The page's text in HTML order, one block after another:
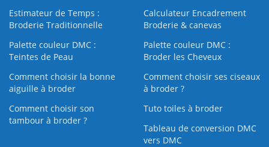
Estimateur de Temps :
Broderie Traditionnelle
Calculateur Encadrement
Broderie & canevas
Palette couleur DMC :
Teintes de Peau
Palette couleur DMC :
Broder les Cheveux
Comment choisir la bonne
aiguille à broder
Comment choisir ses ciseaux
à broder ?
Comment choisir son
tambour à broder ?
Tuto toiles à broder
Tableau de conversion DMC
vers DMC